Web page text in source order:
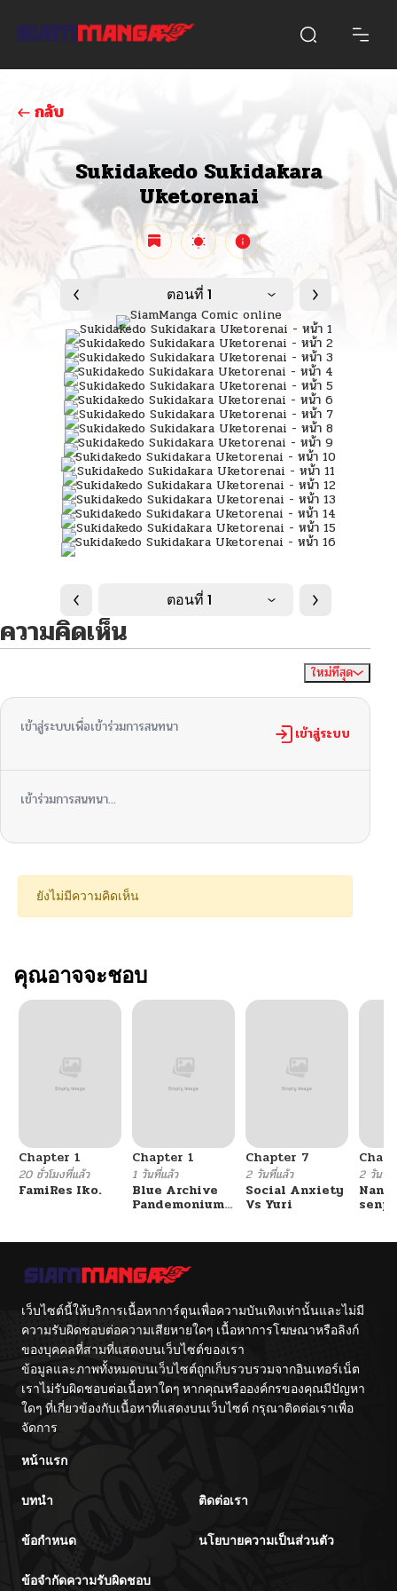
กลับ
Sukidakedo Sukidakara
Uketorenai
ตอนที่ 1
ตอนที่ 1
ความคิดเห็น
ใหม่ที่สุด
เข้าสู่ระบบเพื่อเข้าร่วมการสนทนา เข้าสู่ระบบ
เข้าร่วมการสนทนา...
ยังไม่มีความคิดเห็น
คุณอาจจะชอบ
Chapter 1
20 ชั่วโมงที่แล้ว
FamiRes Iko.
Chapter 1
1 วันที่แล้ว
Blue Archive
Pandemonium
Chapter 7
2 วันที่แล้ว
Social Anxiety
Vs Yuri
2 วันที่แ
เว็บไซต์นี้ให้บริการเนื้อหาการ์ตูนเพื่อความบันเทิงเท่านั้นและไม่มี
ความรับผิดชอบต่อความเสียหายใดๆ เนื้อหาการโฆษณาหรือลิงก์
ของบุคคลที่สามที่แสดงบนเว็บไซต์ของเรา
ข้อมูลและภาพทั้งหมดบนเว็บไซต์ถูกเก็บรวบรวมจากอินเทอร์เน็ต
เราไม่รับผิดชอบต่อเนื้อหาใดๆ หากคุณหรือองค์กรของคุณมีปัญหา
ใดๆ ที่เกี่ยวข้องกับเนื้อหาที่แสดงบนเว็บไซต์ กรุณาติดต่อเราเพื่อ
จัดการ
หน้าแรก
บทนำ ติดต่อเรา
ข้อกำหนด นโยบายความเป็นส่วนตัว
ข้อจำกัดความรับผิดชอบ